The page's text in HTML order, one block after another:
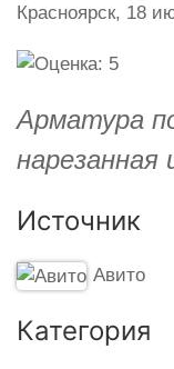
Красноярск, 18
Арматура
нарезанная
Источник
Авито
Категория